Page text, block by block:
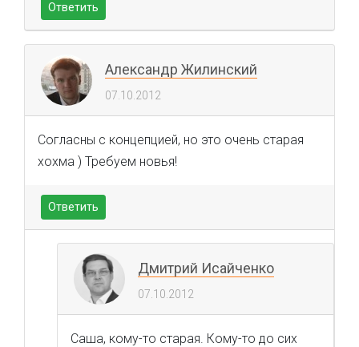
Ответить
Александр Жилинский
07.10.2012
Согласны с концепцией, но это очень старая
хохма ) Требуем новья!
Ответить
Дмитрий Исайченко
07.10.2012
Саша, кому-то старая. Кому-то до сих